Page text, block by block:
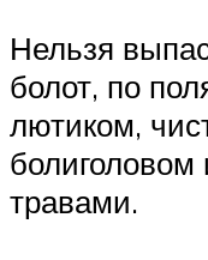
Нельзя
болот, по
лютиком,
травами.